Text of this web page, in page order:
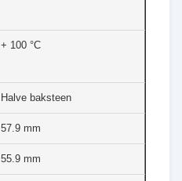
+ 100 °C
Halve baksteen
57.9 mm
55.9 mm